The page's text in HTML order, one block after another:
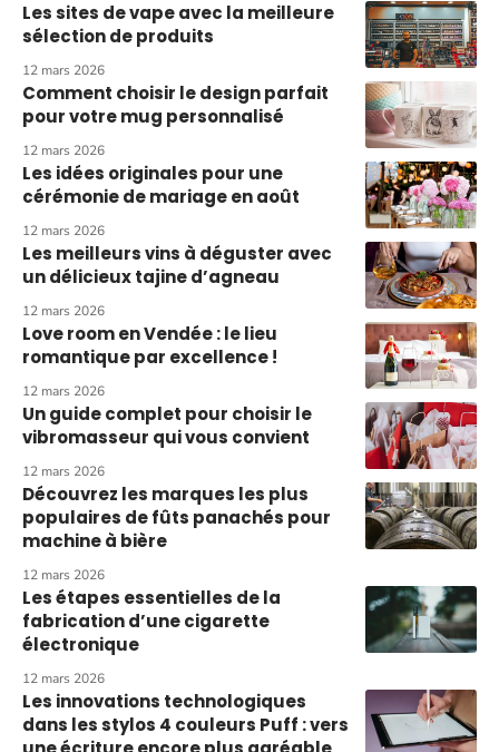
Les sites de vape avec la meilleure
sélection de produits
12 mars 2026
Comment choisir le design parfait
pour votre mug personnalisé
12 mars 2026
Les idées originales pour une
cérémonie de mariage en août
12 mars 2026
Les meilleurs vins à déguster avec
un délicieux tajine d’agneau
12 mars 2026
Love room en Vendée : le lieu
romantique par excellence !
12 mars 2026
Un guide complet pour choisir le
vibromasseur qui vous convient
12 mars 2026
Découvrez les marques les plus
populaires de fûts panachés pour
machine à bière
12 mars 2026
Les étapes essentielles de la
fabrication d’une cigarette
électronique
12 mars 2026
Les innovations technologiques
dans les stylos 4 couleurs Puff : vers